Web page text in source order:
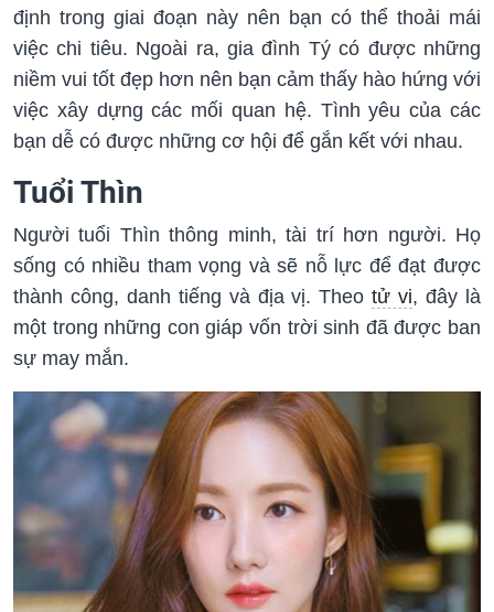
định trong giai đoạn này nên bạn có thể thoải mái
việc chi tiêu. Ngoài ra, gia đình Tý có được những
niềm vui tốt đẹp hơn nên bạn cảm thấy hào hứng với
việc xây dựng các mối quan hệ. Tình yêu của các
bạn dễ có được những cơ hội để gắn kết với nhau.
Tuổi Thìn
Người tuổi Thìn thông minh, tài trí hơn người. Họ
sống có nhiều tham vọng và sẽ nỗ lực để đạt được
thành công, danh tiếng và địa vị. Theotử vi, đây là
một trong những con giáp vốn trời sinh đã được ban
sự may mắn.